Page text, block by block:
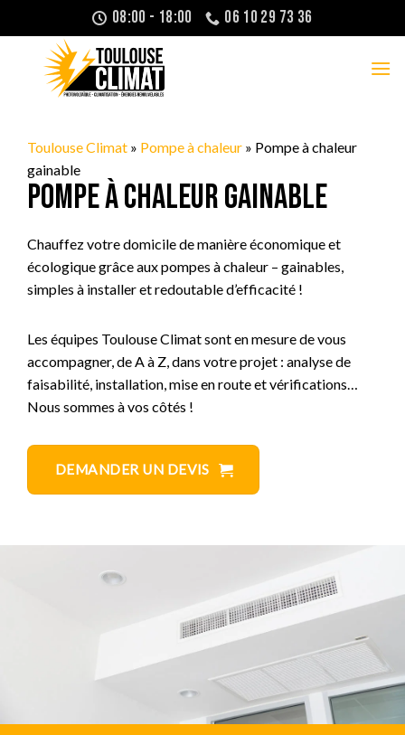
au
contenu
08:00 - 18:00 06 10 29 73 36
Toulouse Climat » Pompe à chaleur » Pompe à chaleur
gainable
Pompe à chaleur gainable
Chauffez votre domicile de manière économique et
écologique grâce aux pompes à chaleur – gainables,
simples à installer et redoutable d’efficacité !
Les équipes Toulouse Climat sont en mesure de vous
accompagner, de A à Z, dans votre projet : analyse de
faisabilité, installation, mise en route et vérifications…
Nous sommes à vos côtés !
DEMANDER UN DEVIS